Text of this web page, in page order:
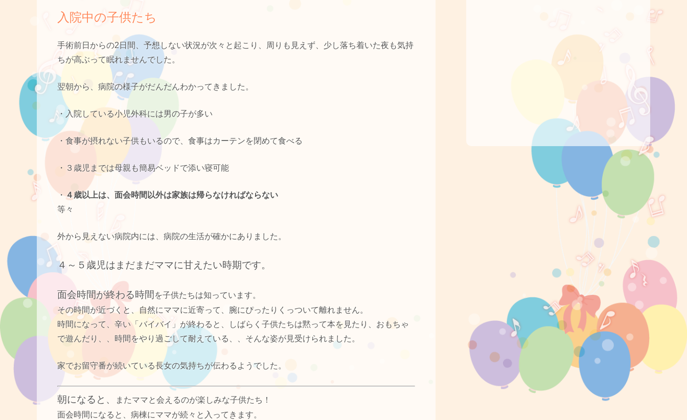
入院中の子供たち
手術前日からの2日間、予想しない状況が次々と起こり、周りも見えず、少し落ち着いた夜も気持
ちが高ぶって眠れませんでした。
翌朝から、病院の様子がだんだんわかってきました。
・入院している小児外科には男の子が多い
・食事が摂れない子供もいるので、食事はカーテンを閉めて食べる
・３歳児までは母親も簡易ベッドで添い寝可能
・４歳以上は、面会時間以外は家族は帰らなければならない
等々
外から見えない病院内には、病院の生活が確かにありました。
４～５歳児はまだまだママに甘えたい時期です。
面会時間が終わる時間 を子供たちは知っています。
その時間が近づくと、自然にママに近寄って、腕にぴったりくっついて離れません。
時間になって、辛い「バイバイ」が終わると、しばらく子供たちは黙って本を見たり、おもちゃ
で遊んだり、、時間をやり過ごして耐えている、、そんな姿が見受けられました。
家でお留守番が続いている長女の気持ちが伝わるようでした。
朝になると、
またママと会えるのが楽しみな子供たち！
面会時間になると、病棟にママが続々と入ってきます。